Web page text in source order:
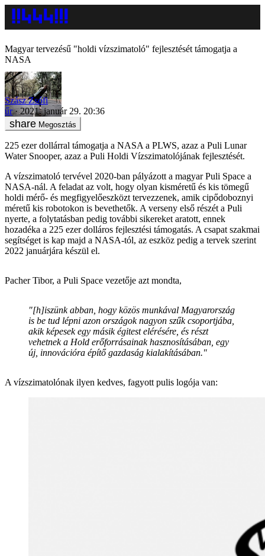
Magyar tervezésű "holdi vízszimatoló" fejlesztését támogatja a
NASA
Szász Zsófi
űr
2021. január 29. 20:36
Megosztás
225 ezer dollárral támogatja a NASA a PLWS, azaz a Puli Lunar
Water Snooper, azaz a Puli Holdi Vízszimatolójának fejlesztését.
A vízszimatoló tervével 2020-ban pályázott a magyar Puli Space a
NASA-nál. A feladat az volt, hogy olyan kisméretű és kis tömegű
holdi mérő- és megfigyelőeszközt tervezzenek, amik cipődoboznyi
méretű kis robotokon is bevethetők. A verseny első részét a Puli
nyerte, a folytatásban pedig további sikereket aratott, ennek
hozadéka a 225 ezer dolláros fejlesztési támogatás. A csapat szakmai
segítséget is kap majd a NASA-tól, az eszköz pedig a tervek szerint
2022 januárjára készül el.
Pacher Tibor, a Puli Space vezetője azt mondta,
"[h]iszünk abban, hogy közös munkával Magyarország
is be tud lépni azon országok nagyon szűk csoportjába,
akik képesek egy másik égitest elérésére, és részt
vehetnek a Hold erőforrásainak hasznosításában, egy
új, innovációra építő gazdaság kialakításában."
A vízszimatolónak ilyen kedves, fagyott pulis logója van: